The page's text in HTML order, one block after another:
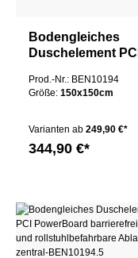
Bodengleiches
Duschelement PCI
barrierefreie und
rollstuhlbefahrbare
Prod.-Nr.: BEN10194
Größe: 150x150cm
Varianten ab 249,90 €*
344,90 €*